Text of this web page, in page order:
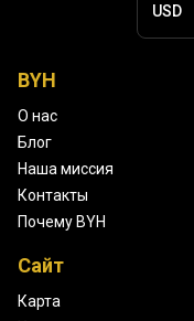
BYH
О нас
Блог
Наша миссия
Контакты
Почему BYH
Сайт
Карта